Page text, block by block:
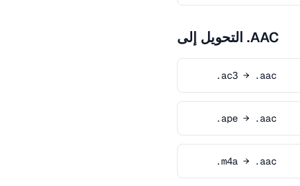
التحويل إلى .AAC
.ac3 → .aac
.ape → .aac
.m4a → .aac